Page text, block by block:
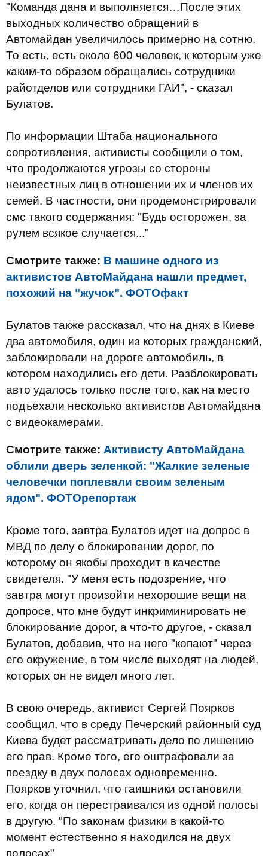
"Команда дана и выполняется…После этих
выходных количество обращений в
Автомайдан увеличилось примерно на сотню.
То есть, есть около 600 человек, к которым уже
каким-то образом обращались сотрудники
райотделов или сотрудники ГАИ", - сказал
Булатов.
По информации Штаба национального
сопротивления, активисты сообщили о том,
что продолжаются угрозы со стороны
неизвестных лиц в отношении их и членов их
семей. В частности, они продемонстрировали
смс такого содержания: "Будь осторожен, за
рулем всякое случается..."
Смотрите также: В машине одного из
активистов АвтоМайдана нашли предмет,
похожий на "жучок". ФОТОфакт
Булатов также рассказал, что на днях в Киеве
два автомобиля, один из которых гражданский,
заблокировали на дороге автомобиль, в
котором находились его дети. Разблокировать
авто удалось только после того, как на место
подъехали несколько активистов Автомайдана
с видеокамерами.
Смотрите также: Активисту АвтоМайдана
облили дверь зеленкой: "Жалкие зеленые
человечки поплевали своим зеленым
ядом". ФОТОрепортаж
Кроме того, завтра Булатов идет на допрос в
МВД по делу о блокировании дорог, по
которому он якобы проходит в качестве
свидетеля. "У меня есть подозрение, что
завтра могут произойти нехорошие вещи на
допросе, что мне будут инкриминировать не
блокирование дорог, а что-то другое, - сказал
Булатов, добавив, что на него "копают" через
его окружение, в том числе выходят на людей,
которых он не видел много лет.
В свою очередь, активист Сергей Поярков
сообщил, что в среду Печерский районный суд
Киева будет рассматривать дело по лишению
его прав. Кроме того, его оштрафовали за
поездку в двух полосах одновременно.
Поярков уточнил, что гаишники остановили
его, когда он перестраивался из одной полосы
в другую. "По законам физики в какой-то
момент естественно я находился на двух
полосах".